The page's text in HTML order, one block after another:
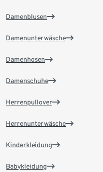
Damenblusen
Damenunterwäsche
Damenhosen
Damenschuhe
Herrenpullover
Herrenunterwäsche
Kinderkleidung
Babykleidung